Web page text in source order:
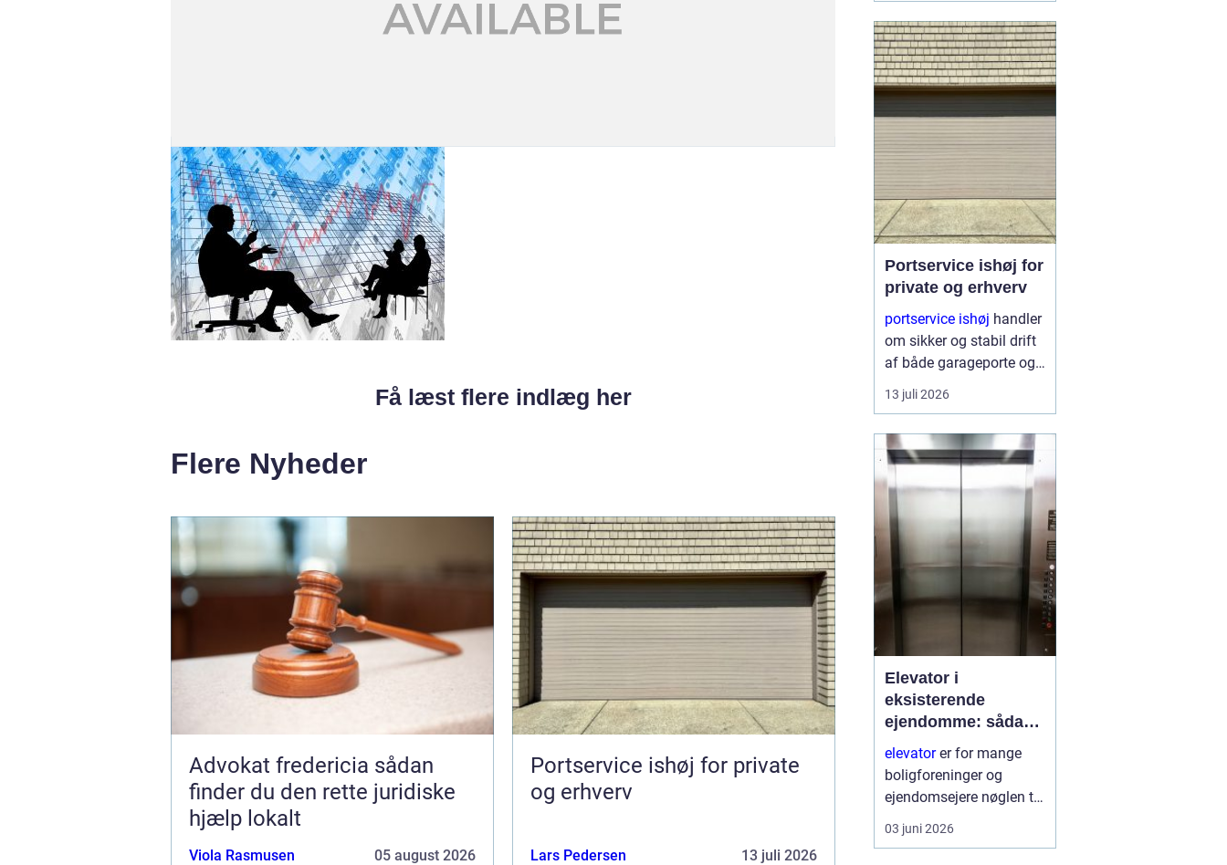
Få læst flere indlæg her
Flere Nyheder
Advokat fredericia sådan
finder du den rette juridiske
hjælp lokalt
Viola Rasmusen 05 august 2026
Portservice ishøj for private
og erhverv
Lars Pedersen 13 juli 2026
døren, står mange i
Fredericia med det
samme spørgsmål:
Hvem kan hjælpe mig,
så både jura og følelser
bliver håndteret
ordentligt?
2026
Portservice ishøj for
private og erhverv
portservice ishøj handler
om sikker og stabil drift
af både garageporte og
industriporte i området
omkring ishøj. Når en
optimalt, giver d...
13 juli 2026
Elevator i
eksisterende
ejendomme: sådan
skaber du
tilgængelighed og
merværdi
elevatorer for mange
boligforeninger og
ejendomsejere nøglen til
både bedre
tilgængelighed og en
03 juni 2026